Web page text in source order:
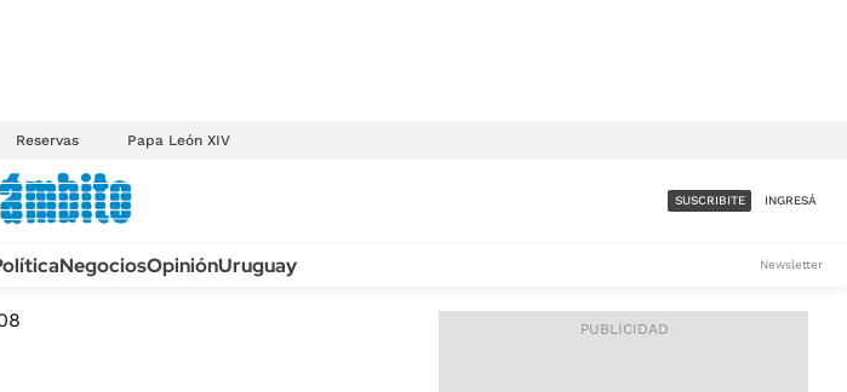
Reservas Papa León XIV
ACCESO FULL - $1.800/MES
SUSCRIBITE INGRESÁ
NegociosOpiniónUruguay Newsletter